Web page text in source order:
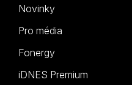
Novinky
Pro média
Fonergy
iDNES Premium